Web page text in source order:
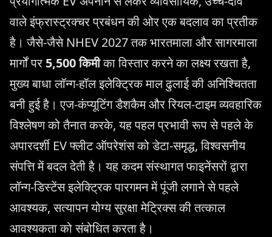
वाले इंफ्रास्ट्रक्चर प्रबंधन की ओर एक बदलाव का प्रतीक
है। जैसे-जैसे NHEV 2027 तक भारतमाला और सागरमाला
मार्गों पर 5,500 किमीका विस्तार करने का लक्ष्य रखता है,
मुख्य बाधा लॉन्ग-हॉल इलेक्ट्रिक माल ढुलाई की अनिश्चितता
बनी हुई है। एज-कंप्यूटिंग डैशकैम और रियल-टाइम व्यवहारिक
विश्लेषण को तैनात करके, यह पहल प्रभावी रूप से पहले के
अपारदर्शी EV फ्लीट ऑपरेशंस को डेटा-समृद्ध, विश्वसनीय
संपत्ति में बदल देती है। यह कदम संस्थागत फाइनेंसरों द्वारा
लॉन्ग-डिस्टेंस इलेक्ट्रिक पारगमन में पूंजी लगाने से पहले
आवश्यक, सत्यापन योग्य सुरक्षा मेट्रिक्स की तत्काल
आवश्यकता को संबोधित करता है।